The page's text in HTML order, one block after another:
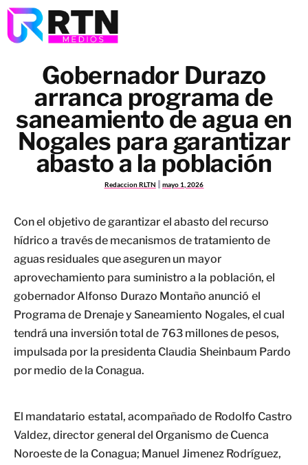
Gobernador Durazo
arranca programa de
saneamiento de agua en
Nogales para garantizar
abasto a la población
Redaccion RLTN mayo 1, 2026
Con el objetivo de garantizar el abasto del recurso
hídrico a través de mecanismos de tratamiento de
aguas residuales que aseguren un mayor
aprovechamiento para suministro a la población, el
gobernador Alfonso Durazo Montaño anunció el
Programa de Drenaje y Saneamiento Nogales, el cual
tendrá una inversión total de 763 millones de pesos,
impulsada por la presidenta Claudia Sheinbaum Pardo
por medio de la Conagua.
El mandatario estatal, acompañado de Rodolfo Castro
Valdez, director general del Organismo de Cuenca
Noroeste de la Conagua; Manuel Jimenez Rodríguez,